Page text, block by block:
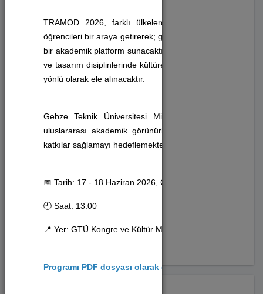
Konferans (38)
Tiyatro (12)
Festival (2)
Anma Programı (2)
Toplantı (2)
TRAMOD 2026, farklı ülkelerden akademisyenleri,
öğrencileri bir araya getirerek; güncel araştırmaların,
bir akademik platform sunacaktır. Konferans
ve tasarım disiplinlerinde kültürel mirasın çağdaş
yönlü olarak ele alınacaktır.
Gebze Teknik Üniversitesi Mimarlık Fakültesi ev
uluslararası akademik görünürlüğüne, disiplinlerarası
katkılar sağlamayı hedeflemektedir.
📅 Tarih: 17 - 18 Haziran 2026, Çarşamba - Perşembe
🕘 Saat: 13.00
📍 Yer: GTÜ Kongre ve Kültür Merkezi
Programı PDF dosyası olarak görüntülemek/indirmek